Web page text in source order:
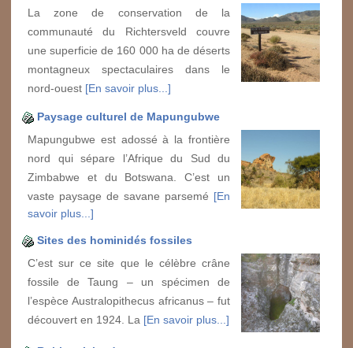
La zone de conservation de la
communauté du Richtersveld couvre
une superficie de 160 000 ha de déserts
montagneux spectaculaires dans le
nord-ouest [En savoir plus...]
Paysage culturel de Mapungubwe
Mapungubwe est adossé à la frontière
nord qui sépare l’Afrique du Sud du
Zimbabwe et du Botswana. C’est un
vaste paysage de savane parsemé [En
savoir plus...]
Sites des hominidés fossiles
C’est sur ce site que le célèbre crâne
fossile de Taung – un spécimen de
l’espèce Australopithecus africanus – fut
découvert en 1924. La [En savoir plus...]